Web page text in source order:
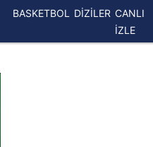
BASKETBOL DİZİLER CANLI
İZLE